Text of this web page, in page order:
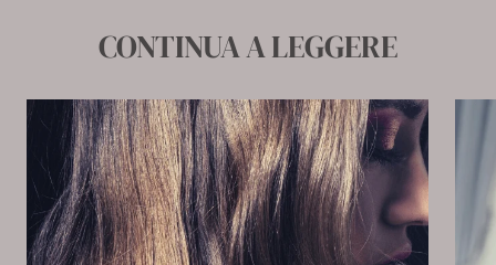
CONTINUA A LEGGERE